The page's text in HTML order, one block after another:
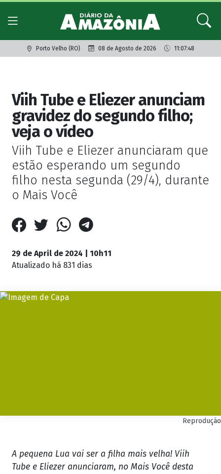
Porto Velho (RO) 08 de Agosto de 2026 11:07:48
Viih Tube e Eliezer anunciam
gravidez do segundo filho;
veja o vídeo
Viih Tube e Eliezer anunciaram que
estão esperando um segundo
filho nesta segunda (29/4), durante
o Mais Você
29 de April de 2024 | 10h11
Atualizado há 831 dias
Reprodução
A pequena Lua vai ser a filha mais velha! Viih
Tube e Eliezer anunciaram, no Mais Você desta